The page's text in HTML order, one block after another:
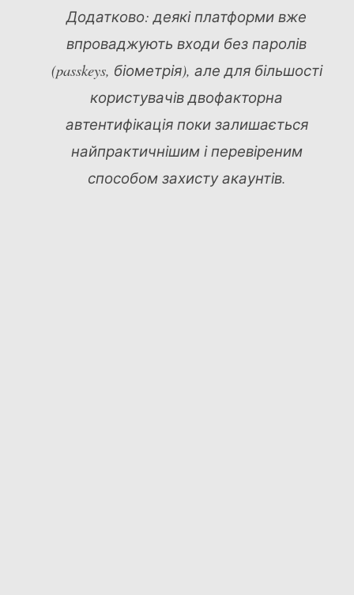
Додатково: деякі платформи вже
впроваджують входи без паролів
(passkeys, біометрія), але для більшості
користувачів двофакторна
автентифікація поки залишається
найпрактичнішим і перевіреним
способом захисту акаунтів.